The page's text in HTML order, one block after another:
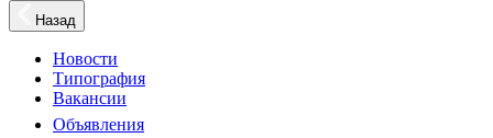
Назад
Новости
Типография
Вакансии
Объявления